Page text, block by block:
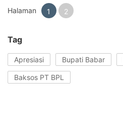
Halaman 1 2
Tag
Apresiasi Bupati Babar
Baksos PT BPL